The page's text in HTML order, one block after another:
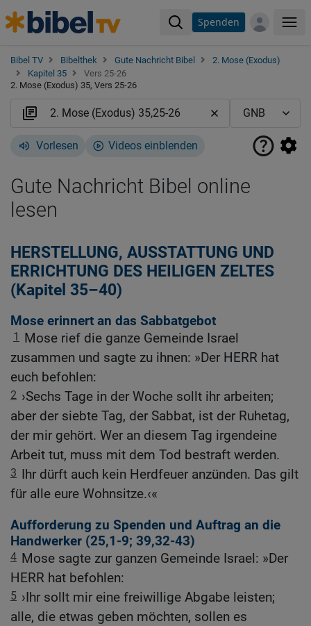
Spenden
Bibel TV Bibelthek Gute Nachricht Bibel
2. Mose (Exodus)
Kapitel 35
Vers 25-26
2. Mose (Exodus) 35, Vers 25-26
Vorlesen Videos einblenden
Gute Nachricht Bibel online
lesen
HERSTELLUNG, AUSSTATTUNG UND
ERRICHTUNG DES HEILIGEN ZELTES
(Kapitel 35–40)
Mose erinnert an das Sabbatgebot
1
Mose rief die ganze Gemeinde Israel
zusammen und sagte zu ihnen: »Der HERR hat
euch befohlen:
2 ›Sechs Tage in der Woche sollt ihr arbeiten;
aber der siebte Tag, der Sabbat, ist der Ruhetag,
der mir gehört. Wer an diesem Tag irgendeine
Arbeit tut, muss mit dem Tod bestraft werden.
3 Ihr dürft auch kein Herdfeuer anzünden. Das gilt
für alle eure Wohnsitze.‹«
Aufforderung zu Spenden und Auftrag an die
Handwerker (25,1-9; 39,32-43)
4 Mose sagte zur ganzen Gemeinde Israel: »Der
HERR hat befohlen:
5 ›Ihr sollt mir eine freiwillige Abgabe leisten;
alle, die etwas geben möchten, sollen es